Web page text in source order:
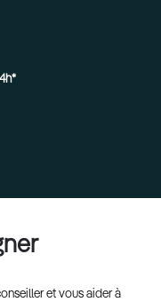
et vous aider à